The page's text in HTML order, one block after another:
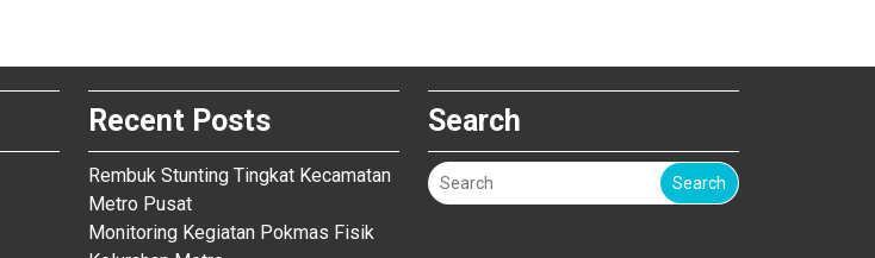
Recent Posts
Rembuk Stunting Tingkat Kecamatan
Metro Pusat
Monitoring Kegiatan Pokmas Fisik
Search
Search